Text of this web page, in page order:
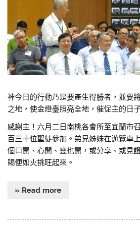
神今日的行動乃是要產生得勝者，並要
之地，使金燈臺照亮全地，催促主的日
感謝主！六月二日南桃各會所至宜蘭市
百三十位聖徒參加。弟兄姊妹在遊覽車
個口開、心開、靈也開，或分享、或見
賜便如火挑旺起來。
» Read more